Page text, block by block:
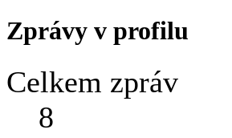
Zprávy v profilu
Celkem zpráv
8